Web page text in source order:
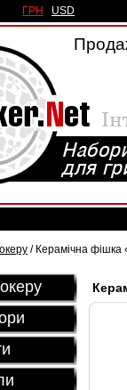
ГРН USD
/ Керамічна фішка